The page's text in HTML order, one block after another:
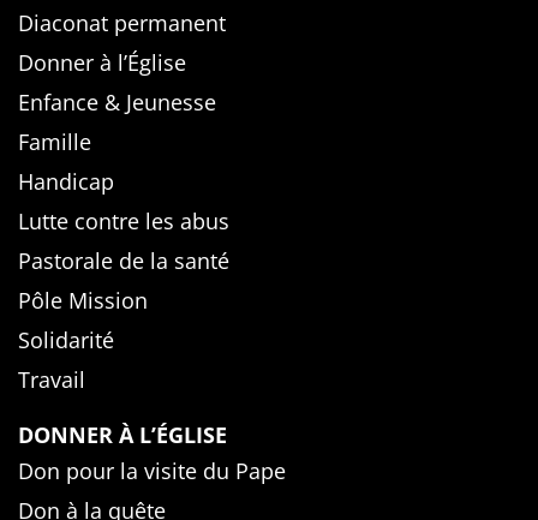
Diaconat permanent
Donner à l’Église
Enfance & Jeunesse
Famille
Handicap
Lutte contre les abus
Pastorale de la santé
Pôle Mission
Solidarité
Travail
DONNER À L’ÉGLISE
Don pour la visite du Pape
Don à la quête